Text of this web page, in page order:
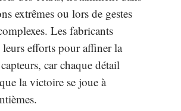
extrêmes ou lors de gestes
Les fabricants
efforts pour affiner la
car chaque détail
la victoire se joue à